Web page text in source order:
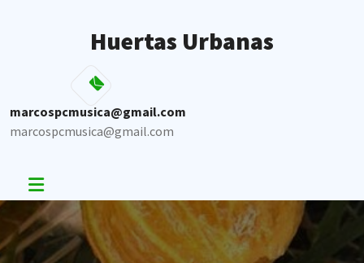
Huertas Urbanas
marcospcmusica@gmail.com
marcospcmusica@gmail.com